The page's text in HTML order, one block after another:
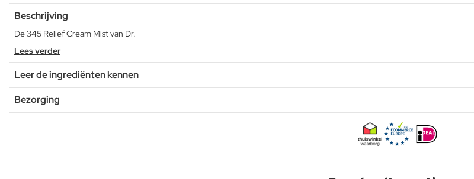
Beschrijving
De 345 Relief Cream Mist van Dr.
Lees verder
Leer de ingrediënten kennen
Bezorging